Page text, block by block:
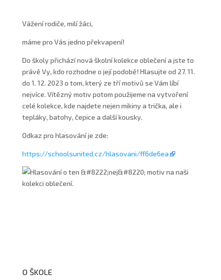
Vážení rodiče, milí žáci,
máme pro Vás jedno překvapení!
Do školy přichází nová školní kolekce oblečení a jste to
právě Vy, kdo rozhodne o její podobě! Hlasujte od 27. 11.
do 1. 12. 2023 o tom, který ze tří motivů se Vám líbí
nejvíce. Vítězný motiv potom použijeme na vytvoření
celé kolekce, kde najdete nejen mikiny a trička, ale i
tepláky, batohy, čepice a další kousky.
Odkaz pro hlasování je zde:
https://schoolsunited.cz/hlasovani/ff6de6ea
O ŠKOLE